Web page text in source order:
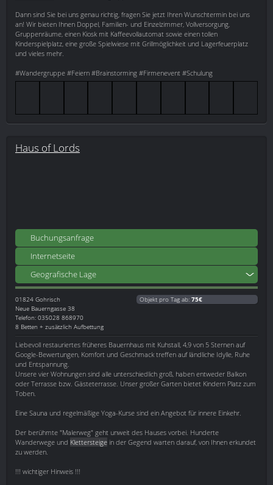
Dann sind Sie bei uns genau richtig, fragen Sie jetzt Ihren Wunschtermin bei uns
an! Wir bieten Ihnen Doppel, Familien- und Einzelzimmer, Vollversorgung,
Gruppenräume, einen Kiosk mit Kaffeevollautomat sowie einen tollen
Kinderspielplatz, eine große Spielwiese mit Grillmöglichkeit und Lagerfeuerplatz
und vieles mehr.
#Wandergruppe #Feiern #Brainstorming #Firmenevent #Schulung
Haus of Lords
Buchungsanfrage
Internetseite
Geografische Lage
01824 Gohrisch
Neue Bauerngasse 38
Telefon: 035028 868970
8 Betten + zusätzlich Aufbettung
Objekt pro Tag ab: 75€
Liebevoll restauriertes früheres Bauernhaus mit Kuhstall, 4,9 von 5 Sternen auf
Google-Bewertungen, Komfort und Geschmack treffen auf ländliche Idylle, Ruhe
und Entspannung.
Unsere vier Wohnungen sind alle unterschiedlich groß, haben entweder Balkon
oder Terrasse bzw. Gästeterrasse. Unser großer Garten bietet Kindern Platz zum
Toben.
Eine Sauna und regelmäßige Yoga-Kurse sind ein Angebot für innere Einkehr.
Der berühmte "Malerweg" geht unweit des Hauses vorbei. Hunderte
Wanderwege und Klettersteige in der Gegend warten darauf, von Ihnen erkundet
zu werden.
!!! wichtiger Hinweis !!!